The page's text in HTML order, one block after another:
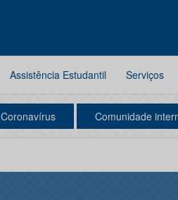
Assistência Estudantil Serviços
Coronavírus Comunidade